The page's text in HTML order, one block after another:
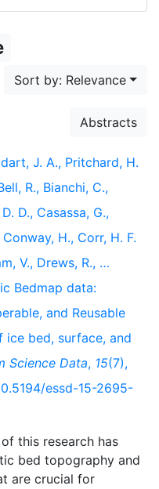
Sort by: Relevance
Abstracts
J. A., Pritchard, H.
R., Bianchi, C.,
D., Casassa, G.,
H., Corr, H. F.
V., Drews, R., …
Bedmap data:
and Reusable
ice bed, surface, and
Science Data, 15(7),
essd-15-2695-
this research has
bed topography and
are crucial for